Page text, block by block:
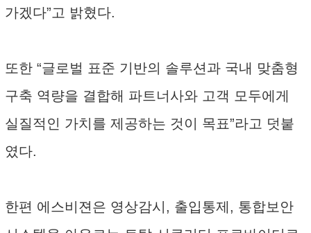
가겠다”고 밝혔다.
또한 “글로벌 표준 기반의 솔루션과 국내 맞춤형
구축 역량을 결합해 파트너사와 고객 모두에게
실질적인 가치를 제공하는 것이 목표”라고 덧붙
였다.
한편 에스비젼은 영상감시, 출입통제, 통합보안